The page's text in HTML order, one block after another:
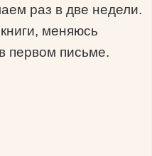
раз в две недели.
меняюсь
первом письме.